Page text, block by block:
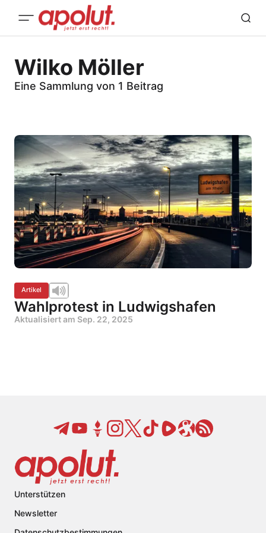
Wilko Möller
Eine Sammlung von 1 Beitrag
Artikel
Wahlprotest in Ludwigshafen
Aktualisiert am Sep. 22, 2025
Unterstützen
Newsletter